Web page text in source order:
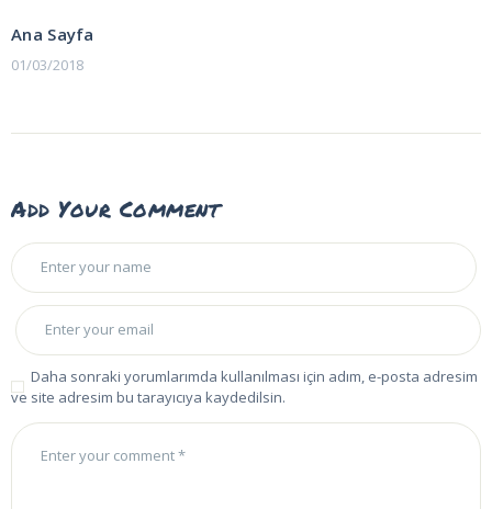
gezinmesi
Ana Sayfa
01/03/2018
Add Your Comment
Daha sonraki yorumlarımda kullanılması için adım, e-posta adresim
ve site adresim bu tarayıcıya kaydedilsin.